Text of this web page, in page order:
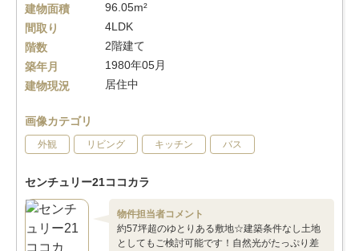
建物面積
96.05m²
間取り
4LDK
階数
2階建て
築年月
1980年05月
建物現況
居住中
画像カテゴリ
外観 リビング キッチン バス
センチュリー21ココカラ
物件担当者コメント
約57坪超のゆとりある敷地☆建築条件なし土地
としてもご検討可能です！自然光がたっぷり差